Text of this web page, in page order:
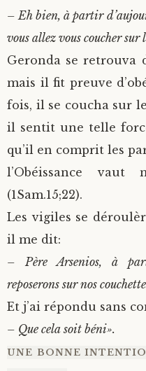
– Eh bien, à partir
vous allez vous coucher sur
Geronda se retrouva
mais il fit preuve
fois, il se coucha sur
il sentit une telle
qu’il en comprit les
l’Obéissance
(1Sam.15;22).
Les vigiles se
il me dit:
– Père Arsenios, à
reposerons sur nos
Et j’ai répondu sans
– Que cela soit béni».
UNE BONNE